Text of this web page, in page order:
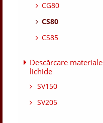
CG80
CS80
CS85
Descărcare materiale
lichide
SV150
SV205